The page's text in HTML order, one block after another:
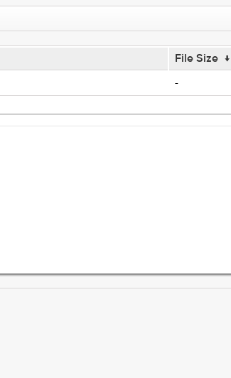
File Size ↓
-